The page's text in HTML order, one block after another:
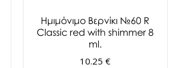
Ημιμόνιμο Βερνίκι №60 R
Classic red with shimmer 8
ml.
10.25 €